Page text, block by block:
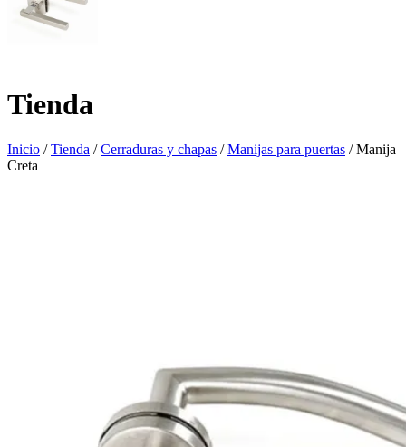
Tienda
Inicio /Tienda /Cerraduras y chapas /Manijas para puertas / Manija
Creta